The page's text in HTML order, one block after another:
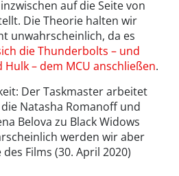
auf die Seite von
Die Theorie halten wir
unwahrscheinlich, da es
die Thunderbolts – und
Hulk – dem MCU anschließen.
Der Taskmaster arbeitet
Natasha Romanoff und
Belova zu Black Widows
werden wir aber
Films (30. April 2020)